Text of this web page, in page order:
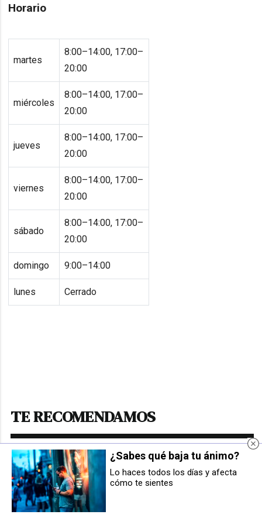
Horario
martes
8:00–14:00, 17:00–
20:00
miércoles
8:00–14:00, 17:00–
20:00
jueves
8:00–14:00, 17:00–
20:00
viernes
8:00–14:00, 17:00–
20:00
sábado
8:00–14:00, 17:00–
20:00
domingo 9:00–14:00
lunes Cerrado
TE RECOMENDAMOS
Una mujer, de 39 años, herida en
una colisión por alcance en la PA-
30 en Artica
Diecisiete municipios de la
¿Sabes qué baja tu ánimo?
Lo haces todos los días y afecta
cómo te sientes